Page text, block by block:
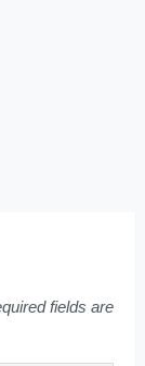
fields are